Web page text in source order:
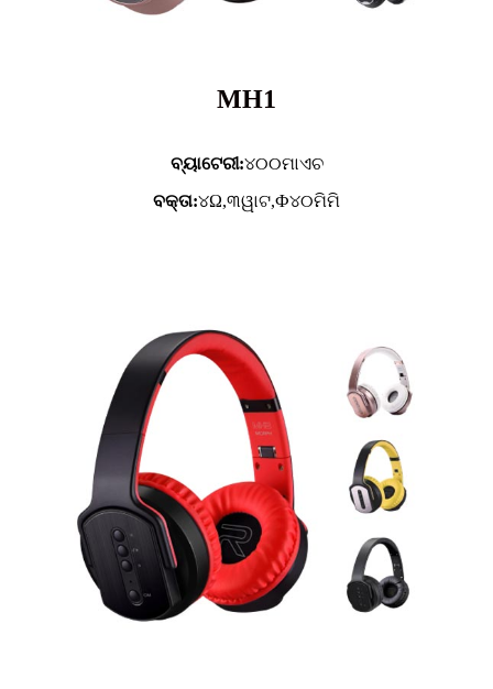
MH1
ବ୍ୟାଟେରୀ:୪୦୦ମାଏଚ
ବକ୍ତା:୪Ω,୩ୱାଟ,Ф୪୦ମିମି